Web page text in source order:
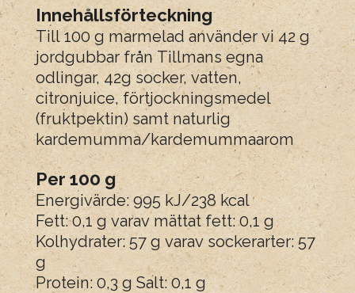
Innehållsförteckning
Till 100 g marmelad använder vi 42 g
jordgubbar från Tillmans egna
odlingar, 42g socker, vatten,
citronjuice, förtjockningsmedel
(fruktpektin) samt naturlig
kardemumma/kardemummaarom
Per 100 g
Energivärde: 995 kJ/238 kcal
Fett: 0,1 g varav mättat fett: 0,1 g
Kolhydrater: 57 g varav sockerarter: 57
g
Protein: 0,3 g Salt: 0,1 g